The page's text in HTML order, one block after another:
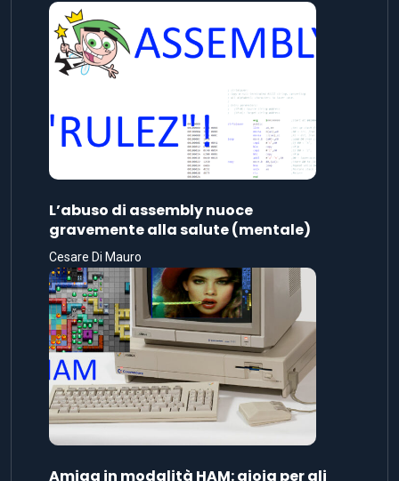
L’abuso di assembly nuoce
gravemente alla salute (mentale)
Cesare Di Mauro
Amiga in modalità HAM: gioia per gli